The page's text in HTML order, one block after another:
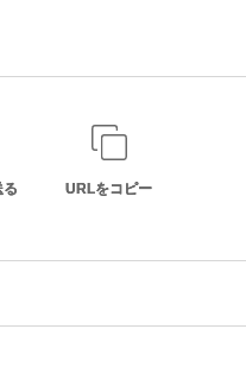
る URLをコピー